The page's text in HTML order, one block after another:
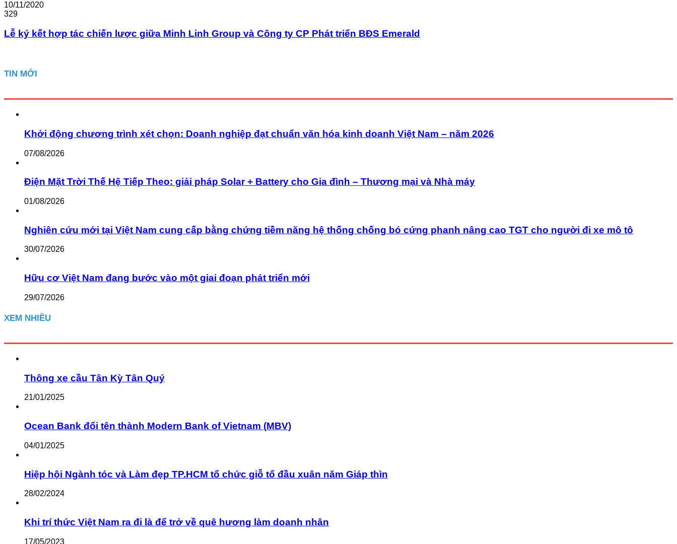
10/11/2020
329
Lễ ký kết hợp tác chiến lược giữa Minh Linh Group và Công ty CP Phát triển BĐS Emerald
TIN MỚI
Khởi động chương trình xét chọn: Doanh nghiệp đạt chuẩn văn hóa kinh doanh Việt Nam – năm 2026
07/08/2026
Điện Mặt Trời Thế Hệ Tiếp Theo: giải pháp Solar + Battery cho Gia đình – Thương mại và Nhà máy
01/08/2026
Nghiên cứu mới tại Việt Nam cung cấp bằng chứng tiềm năng hệ thống chống bó cứng phanh nâng cao TGT cho người đi xe mô tô
30/07/2026
Hữu cơ Việt Nam đang bước vào một giai đoạn phát triển mới
29/07/2026
XEM NHIỀU
Thông xe cầu Tân Kỳ Tân Quý
21/01/2025
Ocean Bank đổi tên thành Modern Bank of Vietnam (MBV)
04/01/2025
Hiệp hội Ngành tóc và Làm đẹp TP.HCM tổ chức giỗ tổ đầu xuân năm Giáp thìn
28/02/2024
Khi trí thức Việt Nam ra đi là để trở về quê hương làm doanh nhân
17/05/2023